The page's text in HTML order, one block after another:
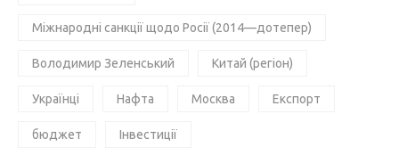
Міжнародні санкції щодо Росії (2014—дотепер)
Володимир Зеленський Китай (регіон)
Українці Нафта Москва Експорт
бюджет Інвестиції